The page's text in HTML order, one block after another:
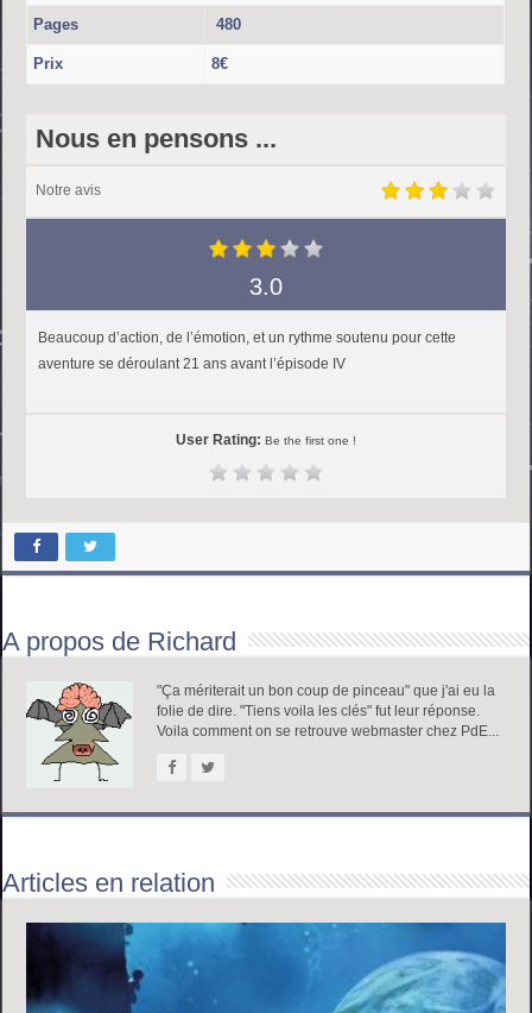
Pages 480
Prix 8€
Nous en pensons ...
Notre avis
3.0
Beaucoup d’action, de l’émotion, et un rythme soutenu pour cette
aventure se déroulant 21 ans avant l’épisode IV
User Rating: Be the first one !
A propos de Richard
"Ça mériterait un bon coup de pinceau" que j'ai eu la
folie de dire. "Tiens voila les clés" fut leur réponse.
Voila comment on se retrouve webmaster chez PdE...
Articles en relation